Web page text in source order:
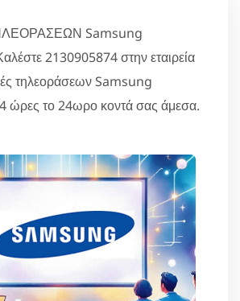
Samsung
2130905874 στην εταιρεία
τηλεοράσεων Samsung
ώρες το 24ωρο κοντά σας άμεσα.